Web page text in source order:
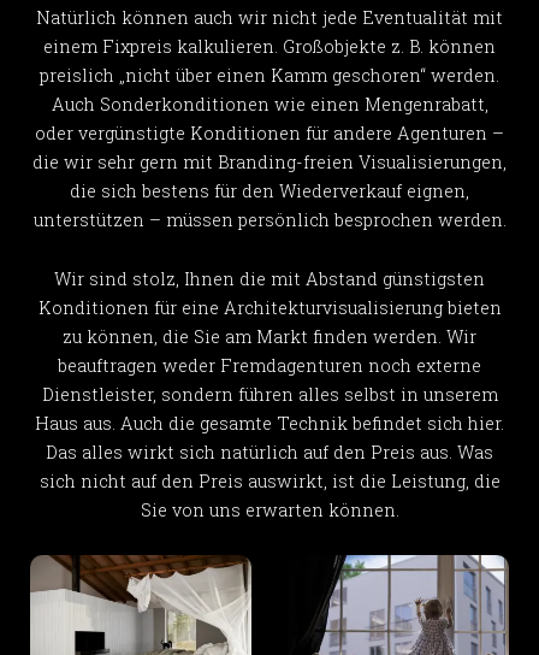
Natürlich können auch wir nicht jede Eventualität mit
einem Fixpreis kalkulieren. Großobjekte z. B. können
preislich „nicht über einen Kamm geschoren“ werden.
Auch Sonderkonditionen wie einen Mengenrabatt,
oder vergünstigte Konditionen für andere Agenturen –
die wir sehr gern mit Branding-freien Visualisierungen,
die sich bestens für den Wiederverkauf eignen,
unterstützen – müssen persönlich besprochen werden.
Wir sind stolz, Ihnen die mit Abstand günstigsten
Konditionen für eine Architekturvisualisierung bieten
zu können, die Sie am Markt finden werden. Wir
beauftragen weder Fremdagenturen noch externe
Dienstleister, sondern führen alles selbst in unserem
Haus aus. Auch die gesamte Technik befindet sich hier.
Das alles wirkt sich natürlich auf den Preis aus. Was
sich nicht auf den Preis auswirkt, ist die Leistung, die
Sie von uns erwarten können.